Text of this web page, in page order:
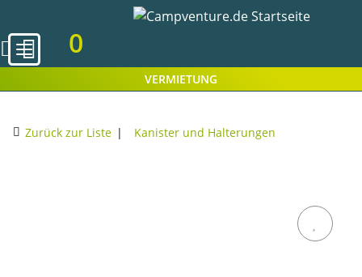
0
VERMIETUNG
Zurück zur Liste Kanister und Halterungen